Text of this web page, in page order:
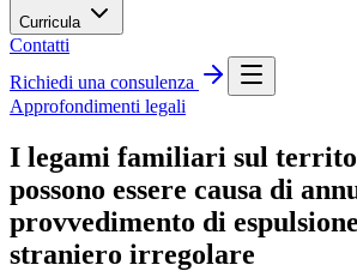
Curricula
Contatti
Richiedi una consulenza
Approfondimenti legali
I legami familiari sul
possono essere causa di
provvedimento di
straniero irregolare